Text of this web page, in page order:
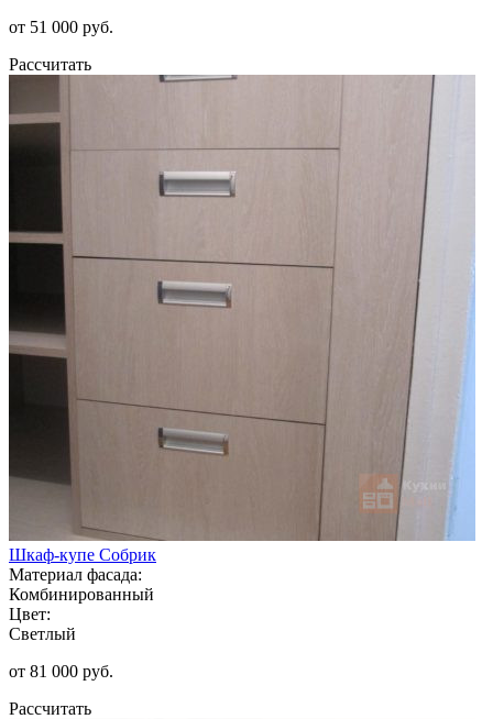
от 51 000 руб.
Рассчитать
Шкаф-купе Собрик
Материал фасада:
Комбинированный
Цвет:
Светлый
от 81 000 руб.
Рассчитать